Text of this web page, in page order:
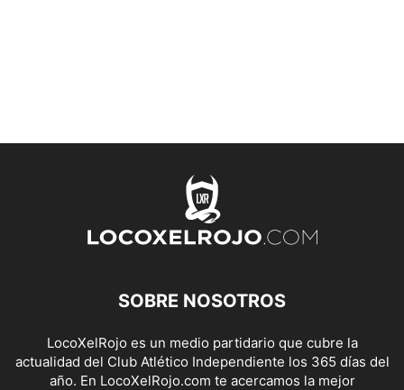
SOBRE NOSOTROS
LocoXelRojo es un medio partidario que cubre la
actualidad del Club Atlético Independiente los 365 días del
año. En LocoXelRojo.com te acercamos la mejor